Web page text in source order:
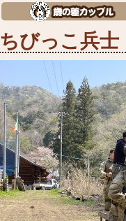
ちびっこ兵士